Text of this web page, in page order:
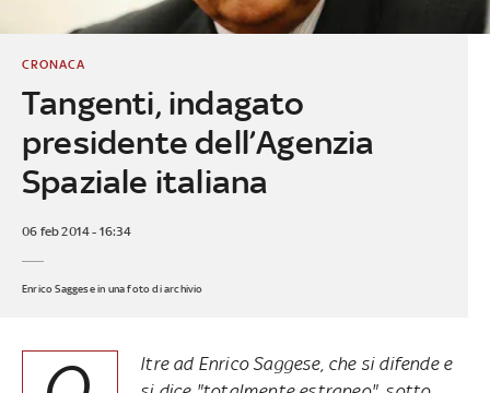
Tangenti, indagato
presidente dell’Agenzia
Spaziale italiana
CRONACA
06 feb 2014 - 16:34
Enrico Saggese in una foto di archivio
ltre ad Enrico Saggese, che si difende e